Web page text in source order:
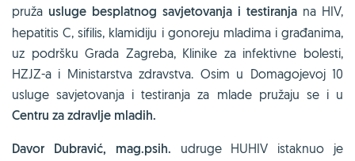
pruža usluge besplatnog savjetovanja i testiranja na HIV,
hepatitis C, sifilis, klamidiju i gonoreju mladima i građanima,
uz podršku Grada Zagreba, Klinike za infektivne bolesti,
HZJZ-a i Ministarstva zdravstva. Osim u Domagojevoj 10
usluge savjetovanja i testiranja za mlade pružaju se i u
Centru za zdravlje mladih.
Davor Dubravić, mag.psih. udruge HUHIV istaknuo je